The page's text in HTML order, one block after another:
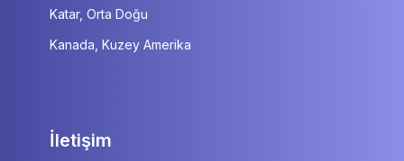
Katar, Orta Doğu
Kanada, Kuzey Amerika
İletişim